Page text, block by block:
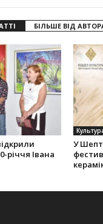
БІЛЬШЕ ВІД
річчя Івана
У